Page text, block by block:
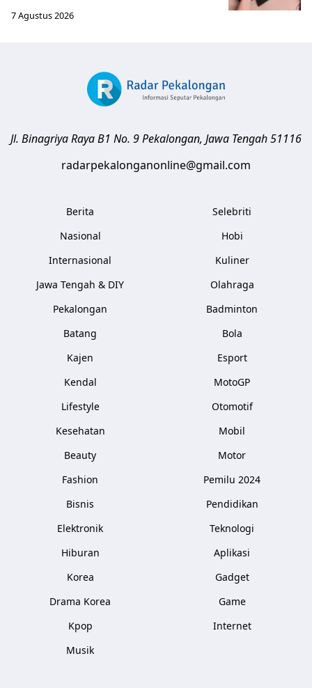
7 Agustus 2026
Jl. Binagriya Raya B1 No. 9Pekalongan, Jawa Tengah51116
radarpekalonganonline@gmail.com
Berita
Nasional
Internasional
Jawa Tengah & DIY
Pekalongan
Batang
Kajen
Kendal
Lifestyle
Kesehatan
Beauty
Fashion
Bisnis
Elektronik
Hiburan
Korea
Drama Korea
Kpop
Musik
Selebriti
Hobi
Kuliner
Olahraga
Badminton
Bola
Esport
MotoGP
Otomotif
Mobil
Motor
Pemilu 2024
Pendidikan
Teknologi
Aplikasi
Gadget
Game
Internet